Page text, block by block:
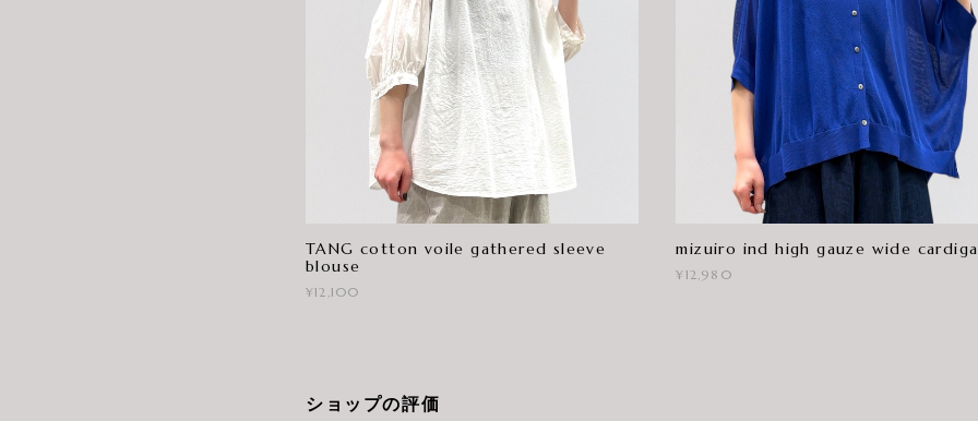
TANG cotton voile gathered sleeve
blouse
¥12,100
mizuiro ind high gauze wide
¥12,980
ショップの評価